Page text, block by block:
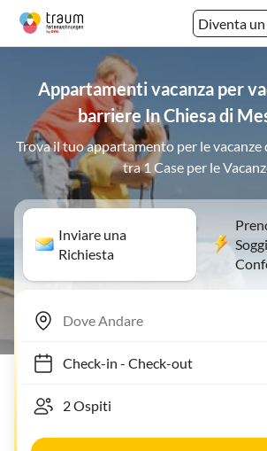
Diventa
Appartamenti vacanza per
barriere In Chiesa di
Trova il tuo appartamento per le vacanze
tra 1 Case per le
Inviare una
Richiesta
Check-in- Check-out